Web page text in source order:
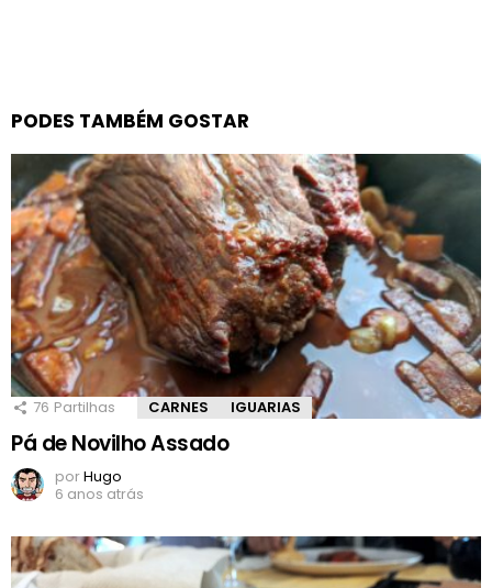
PODES TAMBÉM GOSTAR
76 Partilhas CARNES IGUARIAS
Pá de Novilho Assado
porHugo
6 anos atrás